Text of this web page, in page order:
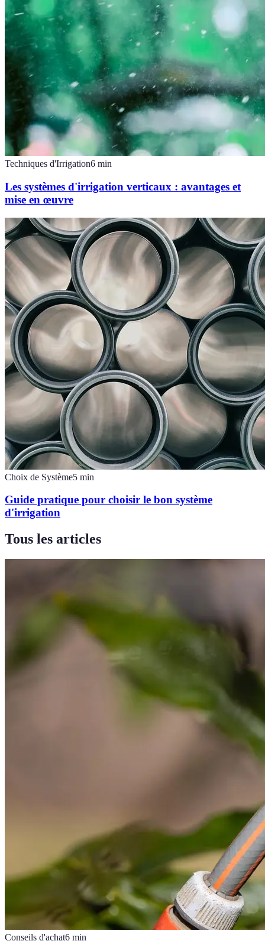
Techniques d'Irrigation6 min
Les systèmes d'irrigation verticaux : avantages et
mise en œuvre
Choix de Système5 min
Guide pratique pour choisir le bon système
d'irrigation
Tous les articles
Conseils d'achat6 min